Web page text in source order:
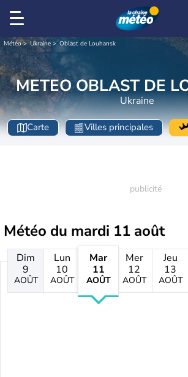
Météo Ukraine Oblast de Louhansk
METEO OBLAST DE
Ukraine
Carte Villes principales
Météo du mardi 11 août
Dim
9
AOÛT
Lun
10
AOÛT
Mar
11
AOÛT
Mer
12
AOÛT
Jeu
13
AOÛT